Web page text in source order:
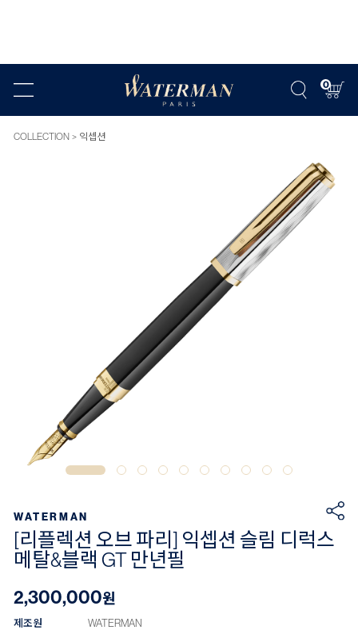
0
COLLECTION 익셉션
WATERMAN
[리플렉션 오브 파리] 익셉션 슬림 디럭스
메탈&블랙 GT 만년필
2,300,000원
제조원
WATERMAN